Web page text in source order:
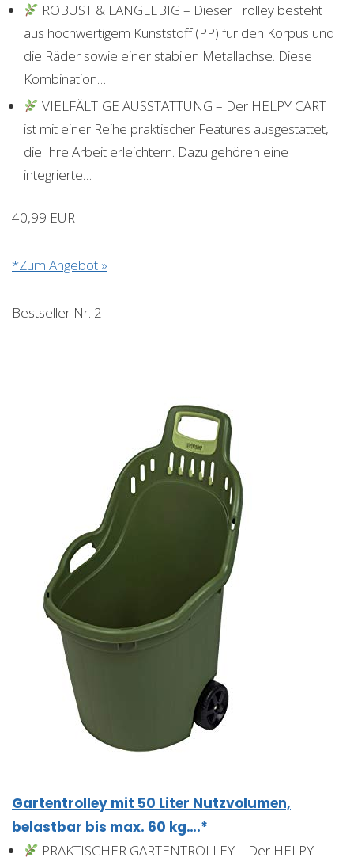
ROBUST & LANGLEBIG – Dieser Trolley besteht
aus hochwertigem Kunststoff (PP) für den Korpus und
die Räder sowie einer stabilen Metallachse. Diese
Kombination…
VIELFÄLTIGE AUSSTATTUNG – Der HELPY CART
ist mit einer Reihe praktischer Features ausgestattet,
die Ihre Arbeit erleichtern. Dazu gehören eine
integrierte…
40,99 EUR
*Zum Angebot »
Bestseller Nr. 2
Gartentrolley mit 50 Liter Nutzvolumen,
belastbar bis max. 60 kg….*
PRAKTISCHER GARTENTROLLEY – Der HELPY